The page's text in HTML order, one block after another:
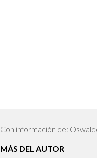
Con información de:
MÁS DEL AUTOR